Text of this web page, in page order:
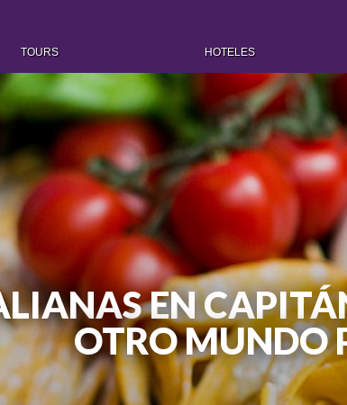
TOURS HOTELES
EN
OTRO MUNDO